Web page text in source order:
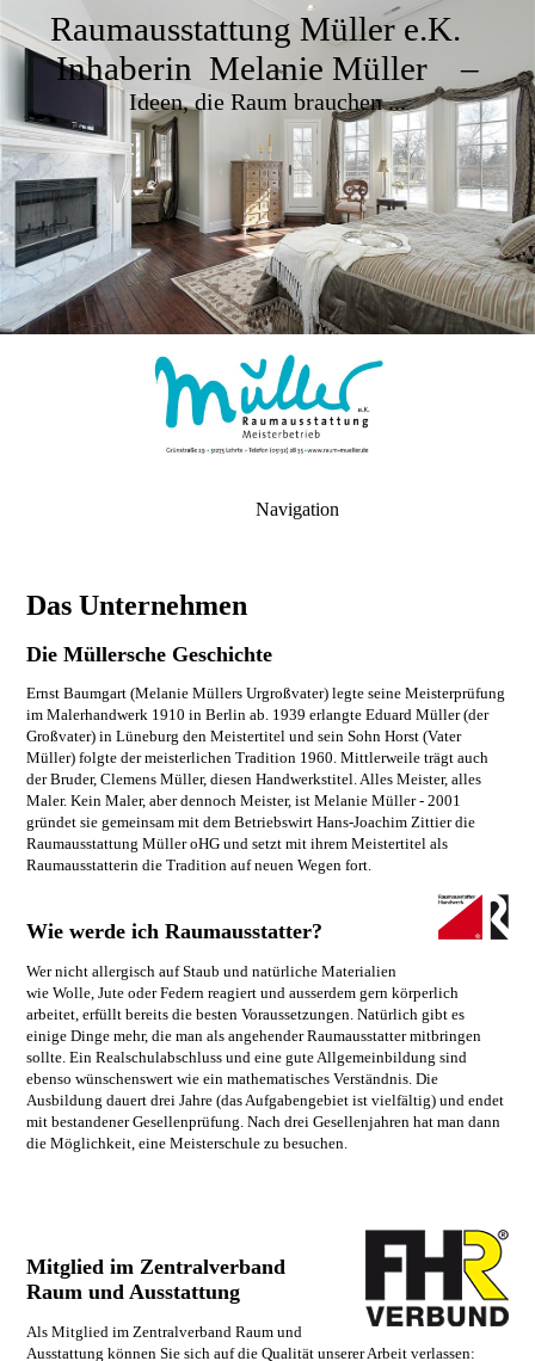
Raumausstattung Müller e.K.
Inhaberin Melanie Müller –
Ideen, die Raum brauchen ...
Navigation
Das Unternehmen
Die Müllersche Geschichte
Ernst Baumgart (Melanie Müllers Urgroßvater) legte seine Meisterprüfung
im Malerhandwerk 1910 in Berlin ab. 1939 erlangte Eduard Müller (der
Großvater) in Lüneburg den Meistertitel und sein Sohn Horst (Vater
Müller) folgte der meisterlichen Tradition 1960. Mittlerweile trägt auch
der Bruder, Clemens Müller, diesen Handwerkstitel. Alles Meister, alles
Maler. Kein Maler, aber dennoch Meister, ist Melanie Müller - 2001
gründet sie gemeinsam mit dem Betriebswirt Hans-Joachim Zittier die
Raumausstattung Müller oHG und setzt mit ihrem Meistertitel als
Raumausstatterin die Tradition auf neuen Wegen fort.
Wie werde ich Raumausstatter?
Wer nicht allergisch auf Staub und natürliche Materialien
wie Wolle, Jute oder Federn reagiert und ausserdem gern körperlich
arbeitet, erfüllt bereits die besten Voraussetzungen. Natürlich gibt es
einige Dinge mehr, die man als angehender Raumausstatter mitbringen
sollte. Ein Realschulabschluss und eine gute Allgemeinbildung sind
ebenso wünschenswert wie ein mathematisches Verständnis. Die
Ausbildung dauert drei Jahre (das Aufgabengebiet ist vielfältig) und endet
mit bestandener Gesellenprüfung. Nach drei Gesellenjahren hat man dann
die Möglichkeit, eine Meisterschule zu besuchen.
Mitglied im Zentralverband
Raum und Ausstattung
Als Mitglied im Zentralverband Raum und
Ausstattung können Sie sich auf die Qualität unserer Arbeit verlassen: